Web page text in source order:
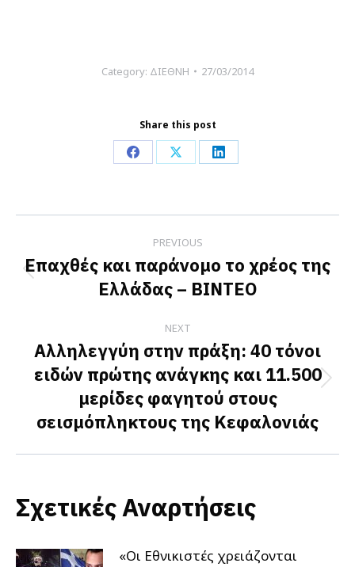
Category: ΔΙΕΘΝΗ 27/03/2014
Share this post
Share
Facebook
Share
X
Share
LinkedIn
navigation
PREVIOUS
Previous
post:
Επαχθές και παράνομο το χρέος της
Ελλάδας – ΒΙΝΤΕΟ
NEXT
Next
post:
Αλληλεγγύη στην πράξη: 40 τόνοι
ειδών πρώτης ανάγκης και 11.500
μερίδες φαγητού στους
σεισμόπληκτους της Κεφαλονιάς
Σχετικές Αναρτήσεις
«Οι Εθνικιστές χρειάζονται